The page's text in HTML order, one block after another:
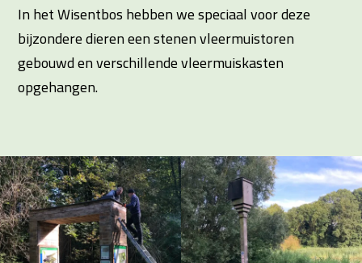
In het Wisentbos hebben we speciaal voor deze
bijzondere dieren een stenen vleermuistoren
gebouwd en verschillende vleermuiskasten
opgehangen.